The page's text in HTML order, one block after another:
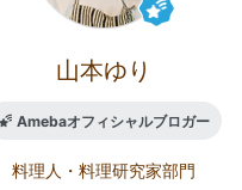
山本ゆり
Amebaオフィシャルブロガー
料理人・料理研究家部門